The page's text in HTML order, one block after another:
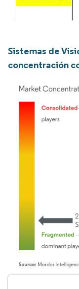
Sistemas de
concentración